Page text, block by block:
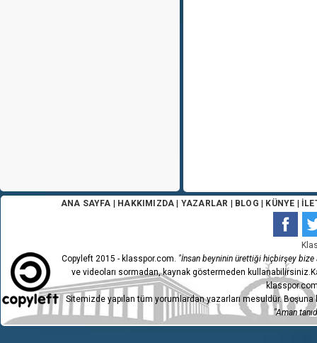
ANA SAYFA HAKKIMIZDA YAZARLAR BLOG KÜNYE
Copyleft 2015 - klasspor.com. "İnsan beyninin ürettiği hiçbirşey bize
ve videoları sormadan, kaynak göstermeden
Sitemizde yapılan tüm yorumlardan yazarları mesuldür.
"Aman